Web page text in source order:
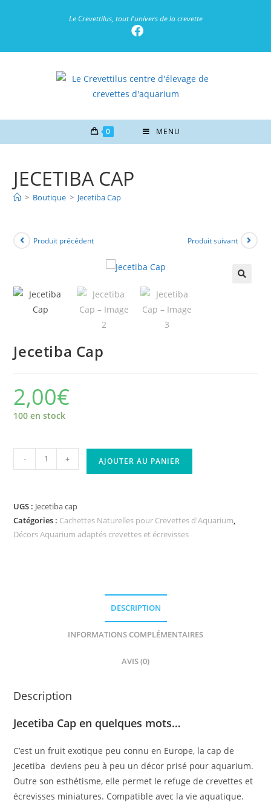
Le Crevettilus, tout l'univers de la crevette
0 MENU
JECETIBA CAP
> Boutique > Jecetiba Cap
Produit précédent Produit suivant
Jecetiba Cap
2,00€
100 en stock
- + AJOUTER AU PANIER
UGS : Jecetiba cap
Catégories : Cachettes Naturelles pour Crevettes d'Aquarium,
Décors Aquarium adaptés crevettes et écrevisses
DESCRIPTION
INFORMATIONS COMPLÉMENTAIRES
AVIS (0)
Description
Jecetiba Cap en quelques mots…
C’est un fruit exotique peu connu en Europe, la cap de
Jecetiba deviens peu à peu un décor prisé pour aquarium.
Outre son esthétisme, elle permet le refuge de crevettes et
écrevisses miniatures. Compatible avec la vie aquatique.